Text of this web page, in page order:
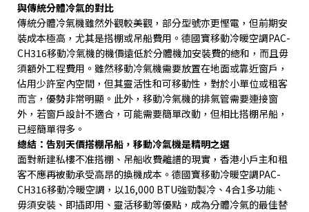
與傳統分體冷氣的對比
傳統分體冷氣機雖然外觀較美觀，部分型號亦更慳電，但前期安
裝成本極高，尤其是搭棚或吊船費用。德國寶移動冷暖空調PAC-
CH316移動冷氣機的機價遠低於分體機加安裝費的總和，而且毋
須額外工程費用。雖然移動冷氣機需要放置在地面或靠近窗戶，
佔用少許室內空間，但其靈活性和可移動性，對於小單位或租客
而言，優勢非常明顯。此外，移動冷氣機的排氣管需要連接窗
外，若窗戶設計不適合，可能需要簡單改動，但相比搭棚吊船，
已經簡單得多。
總結：告別天價搭棚吊船，移動冷氣機是精明之選
面對新建私樓不准搭棚、吊船收費離譜的現實，香港小戶主和租
客不應再被動承受高昂的換機成本。德國寶移動冷暖空調PAC-
CH316移動冷暖空調，以16,000 BTU強勁製冷、 4合1多功能、
毋須安裝、即插即用、靈活移動等優點，成為分體冷氣的最佳替